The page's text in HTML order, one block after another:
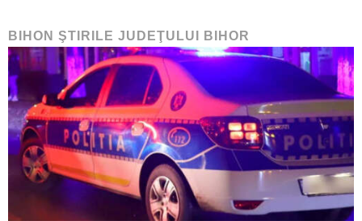
BIHON ŞTIRILE JUDEŢULUI BIHOR